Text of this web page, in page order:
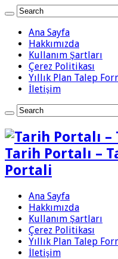
Ana Sayfa
Hakkımızda
Kullanım Şartları
Çerez Politikası
Yıllık Plan Talep
İletişim
Tarih Portalı –
Portali
Ana Sayfa
Hakkımızda
Kullanım Şartları
Çerez Politikası
Yıllık Plan Talep
İletişim